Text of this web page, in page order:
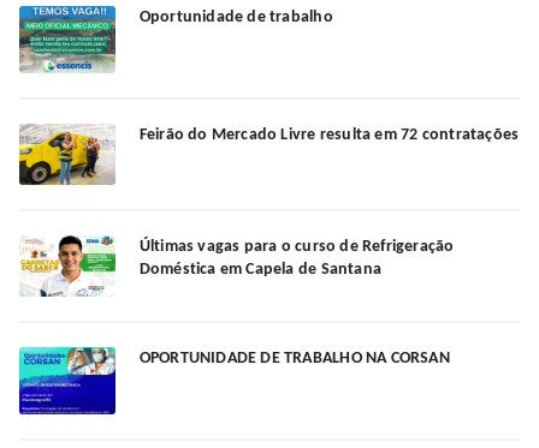
Oportunidade de trabalho
Feirão do Mercado Livre resulta em 72 contratações
Últimas vagas para o curso de Refrigeração
Doméstica em Capela de Santana
OPORTUNIDADE DE TRABALHO NA CORSAN